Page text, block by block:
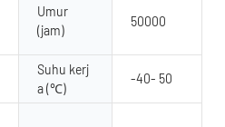
Umur
(jam)
50000
Suhu kerj
a (℃)
-40- 50